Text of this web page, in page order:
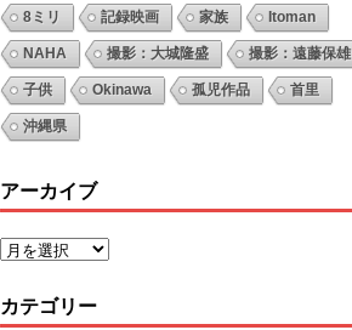
8ミリ 記録映画 家族 Itoman
NAHA 撮影：大城隆盛 撮影：遠藤保雄
子供 Okinawa 孤児作品 首里
沖縄県
アーカイブ
カテゴリー